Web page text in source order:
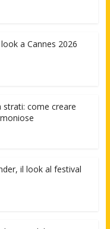
a Cannes 2026
strati: come creare
il look al festival